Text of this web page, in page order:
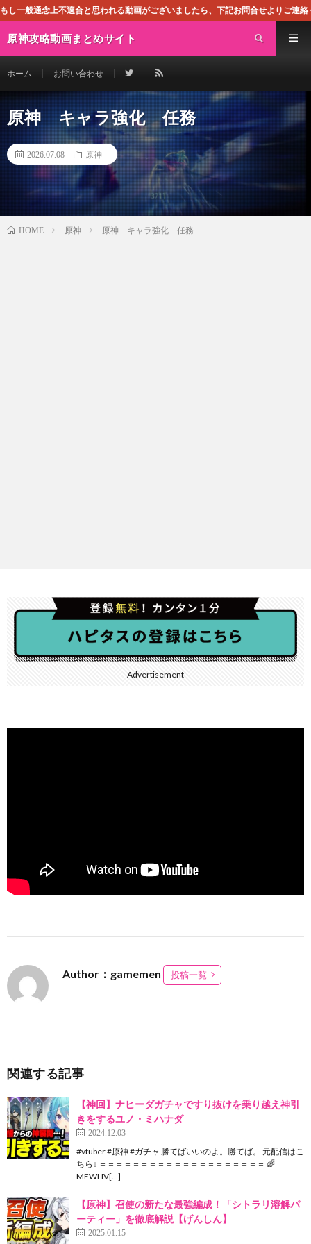
思われる動画がございましたら、下記お問合せよりご連絡ください。即刻
原神攻略動画まとめサイト
ホーム お問い合わせ
原神 キャラ強化 任務
2026.07.08 原神
HOME 原神 原神 キャラ強化 任務
Advertisement
Author：gamemen 投稿一覧
関連する記事
【神回】ナヒーダガチャですり抜けを乗り越え神引
きをするユノ・ミハナダ
2024.12.03
#vtuber #原神 #ガチャ 勝てばいいのよ。勝てば。 元配信はこ
ちら↓ ＝＝＝＝＝＝＝＝＝＝＝＝＝＝＝＝＝＝＝＝ 🌈
MEWLIV[…]
【原神】召使の新たな最強編成！「シトラリ溶解パ
ーティー」を徹底解説【げんしん】
2025.01.15